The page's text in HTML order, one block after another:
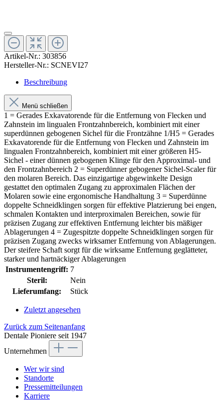
Artikel-Nr.: 303856
Hersteller-Nr.: SCNEVI27
Beschreibung
Menü schließen
1 = Gerades Exkavatorende für die Entfernung von Flecken und
Zahnstein im lingualen Frontzahnbereich, kombiniert mit einer
superdünnen gebogenen Sichel für die Frontzähne 1/H5 = Gerades
Exkavatorende für die Entfernung von Flecken und Zahnstein im
lingualen Frontzahnbereich, kombiniert mit einer größeren H5-
Sichel - einer dünnen gebogenen Klinge für den Approximal- und
den Frontzahnbereich 2 = Superdünner gebogener Sichel-Scaler für
den molaren Bereich. Das einzigartige abgewinkelte Design
gestattet den optimalen Zugang zu approximalen Flächen der
Molaren sowie eine ergonomische Handhaltung 3 = Superdünne
doppelte Schneidklingen sorgen für effektive Platzierung bei engen,
schmalen Kontakten und interproximalen Bereichen, sowie für
präzisen Zugang zur effektiven Entfernung leichter bis mäßiger
Ablagerungen 4 = Zugespitzte doppelte Schneidklingen sorgen für
präzisen Zugang zwecks wirksamer Entfernung von Ablagerungen.
Der steifere Schaft sorgt für die wirksame Entfernung geglätteter,
starker und hartnäckiger Ablagerungen
Instrumentengriff: 7
Steril:
Nein
Lieferumfang:
Stück
Zuletzt angesehen
Zurück zum Seitenanfang
Dentale Pioniere seit 1947
Unternehmen
Wer wir sind
Standorte
Pressemitteilungen
Karriere